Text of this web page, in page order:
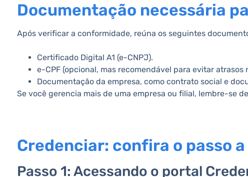
Documentação necessária
Após verificar a conformidade, reúna os seguintes
Certificado Digital A1 (e-CNPJ).
e-CPF (opcional, mas recomendável para evitar
Documentação da empresa, como contrato social e
Se você gerencia mais de uma empresa ou filial, lembre-se
Credenciar: confira o passo a
Passo 1: Acessando o portal